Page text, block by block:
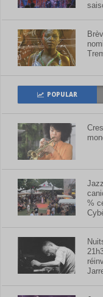
POPULAR
%